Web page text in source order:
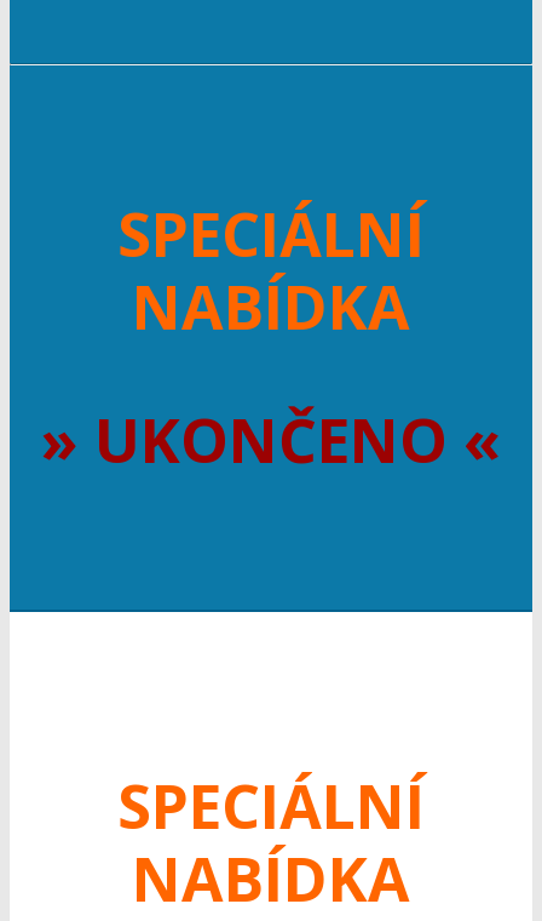
SPECIÁLNÍ
NABÍDKA
» UKONČENO «
SPECIÁLNÍ
NABÍDKA